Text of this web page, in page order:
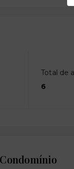
Total de
6